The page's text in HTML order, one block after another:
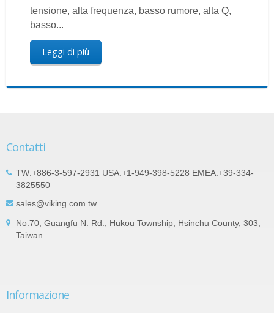
tensione, alta frequenza, basso rumore, alta Q,
basso...
Leggi di più
Contatti
TW:+886-3-597-2931 USA:+1-949-398-5228 EMEA:+39-334-
3825550
sales@viking.com.tw
No.70, Guangfu N. Rd., Hukou Township, Hsinchu County, 303,
Taiwan
Informazione